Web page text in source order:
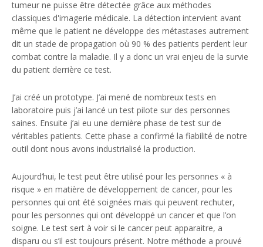
tumeur ne puisse être détectée grâce aux méthodes
classiques d'imagerie médicale. La détection intervient avant
même que le patient ne développe des métastases autrement
dit un stade de propagation où 90 % des patients perdent leur
combat contre la maladie. Il y a donc un vrai enjeu de la survie
du patient derrière ce test.
J’ai créé un prototype. J’ai mené de nombreux tests en
laboratoire puis j’ai lancé un test pilote sur des personnes
saines. Ensuite j’ai eu une dernière phase de test sur de
véritables patients. Cette phase a confirmé la fiabilité de notre
outil dont nous avons industrialisé la production.
Aujourd’hui, le test peut être utilisé pour les personnes « à
risque » en matière de développement de cancer, pour les
personnes qui ont été soignées mais qui peuvent rechuter,
pour les personnes qui ont développé un cancer et que l’on
soigne. Le test sert à voir si le cancer peut apparaitre, a
disparu ou s’il est toujours présent. Notre méthode a prouvé